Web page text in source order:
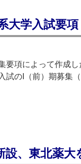
大学入試要
要項によって作成
のI（前）期募集（
設、東北薬